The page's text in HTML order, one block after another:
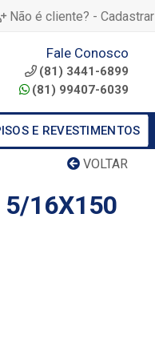
Não é cliente? - Cadastrar
Fale Conosco
(81) 3441-6899
(81) 99407-6039
E REVESTIMENTOS
VOLTAR
5/16X150